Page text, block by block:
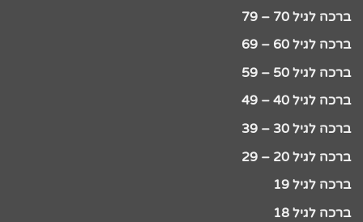
ברכה לגיל 70 – 79
ברכה לגיל 60 – 69
ברכה לגיל 50 – 59
ברכה לגיל 40 – 49
ברכה לגיל 30 – 39
ברכה לגיל 20 – 29
ברכה לגיל 19
ברכה לגיל 18